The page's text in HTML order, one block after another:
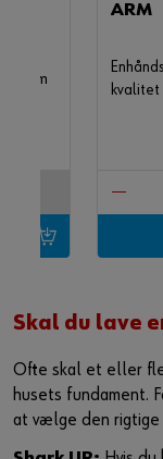
Arm
ARM
Skal du lave
Ofte skal et eller
husets fundament.
at vælge den rigtige